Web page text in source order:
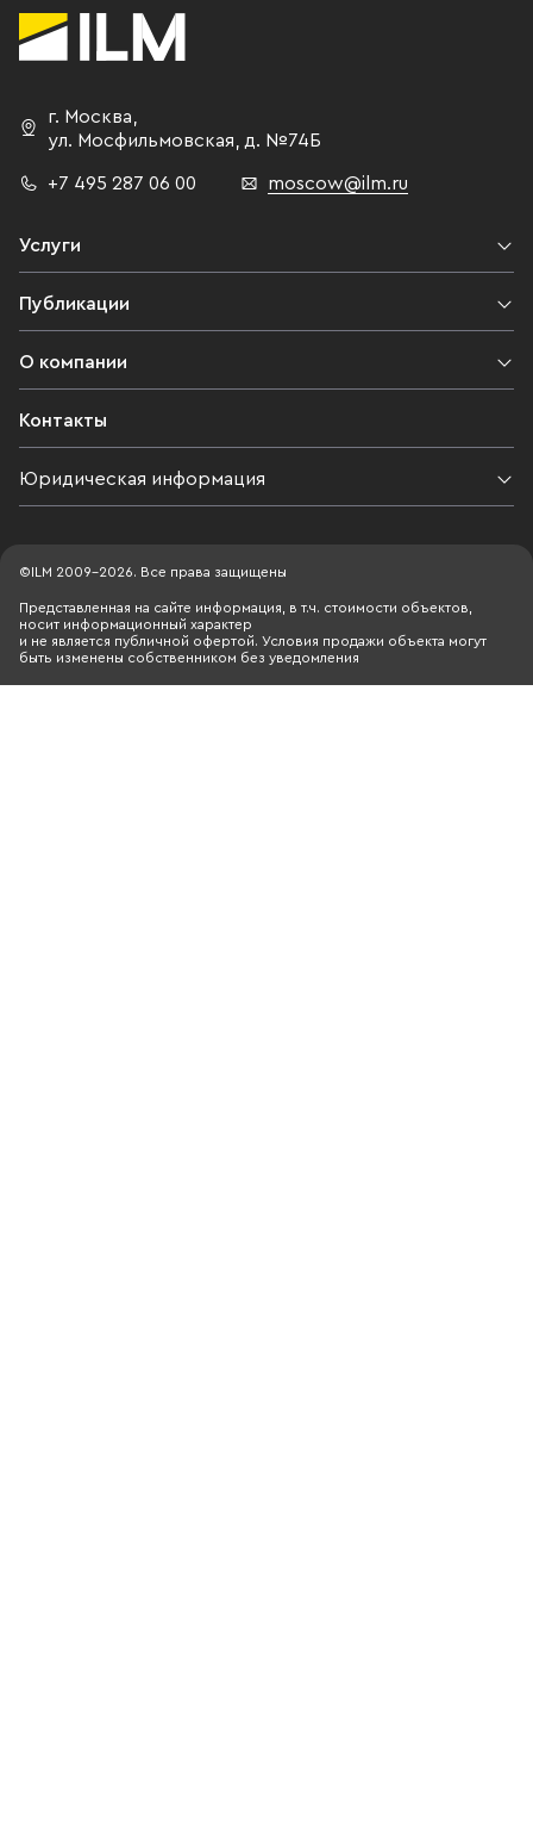
г. Москва
ул. Мосфильмовская,
д. №74Б
+7 495 287 06 00 moscow@ilm.ru
Услуги
Публикации
О компании
Контакты
Юридическая информация
©ILM 2009-2026. Все права защищены
Представленная на сайте информация, в т.ч. стоимости объектов,
носит информационный характер
и не является публичной офертой. Условия продажи объекта могут
быть изменены собственником без уведомления